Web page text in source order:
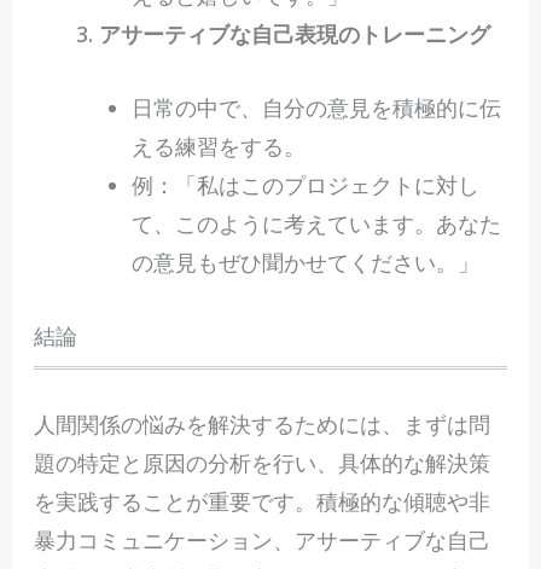
アサーティブな自己表現のトレーニング
日常の中で、自分の意見を積極的に伝
える練習をする。
例：「私はこのプロジェクトに対し
て、このように考えています。あなた
の意見もぜひ聞かせてください。」
結論
人間関係の悩みを解決するためには、まずは問
題の特定と原因の分析を行い、具体的な解決策
を実践することが重要です。積極的な傾聴や非
暴力コミュニケーション、アサーティブな自己